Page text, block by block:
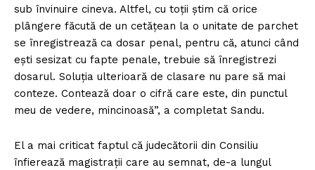
sub învinuire cineva. Altfel, cu toții știm că orice
plângere făcută de un cetățean la o unitate de parchet
se înregistrează ca dosar penal, pentru că, atunci când
ești sesizat cu fapte penale, trebuie să înregistrezi
dosarul. Soluția ulterioară de clasare nu pare să mai
conteze. Contează doar o cifră care este, din punctul
meu de vedere, mincinoasă”, a completat Sandu.
El a mai criticat faptul că judecătorii din Consiliu
înfierează magistrații care au semnat, de-a lungul